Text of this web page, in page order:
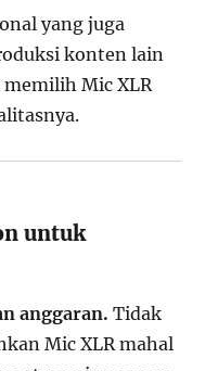
yang juga
konten lain
memilih Mic XLR
untuk
anggaran. Tidak
Mic XLR mahal